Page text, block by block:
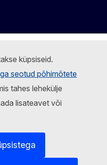
küpsiseid.
seotud põhimõtete
tahes lehekülje
lisateavet või